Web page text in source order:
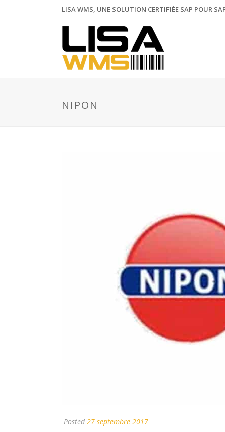
LISA WMS, UNE SOLUTION CERTIFIÉE SAP POUR
NIPON
Posted 27 septembre 2017